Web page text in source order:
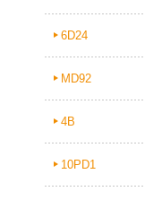
6D24
MD92
4B
10PD1